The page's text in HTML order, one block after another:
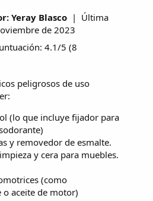
Yeray Blasco | Última
de 2023
4.1/5 (8
peligrosos de uso
(lo que incluye fijador para
y removedor de esmalte.
y cera para muebles.
(como
aceite de motor)